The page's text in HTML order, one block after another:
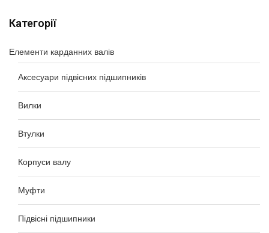
Категорії
Елементи карданних валів
Аксесуари підвісних підшипників
Вилки
Втулки
Корпуси валу
Муфти
Підвісні підшипники